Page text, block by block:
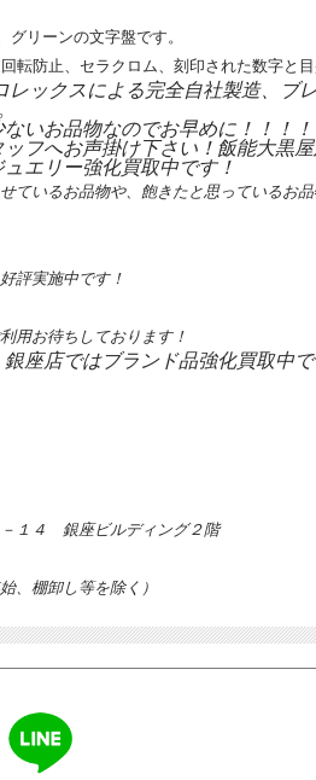
グリーンの文字盤です。
転防止、セラクロム、刻印された数字と
ックスによる完全自社製造、ブ
いお品物なのでお早めに！！！！
ッフへお声掛け下さい！飯能大黒
エリー強化買取中です！
ているお品物や、飽きたと思っているお
評実施中です！
用お待ちしております！
銀座店ではブランド品強化買取中
１４ 銀座ビルディング２階
、棚卸し等を除く）